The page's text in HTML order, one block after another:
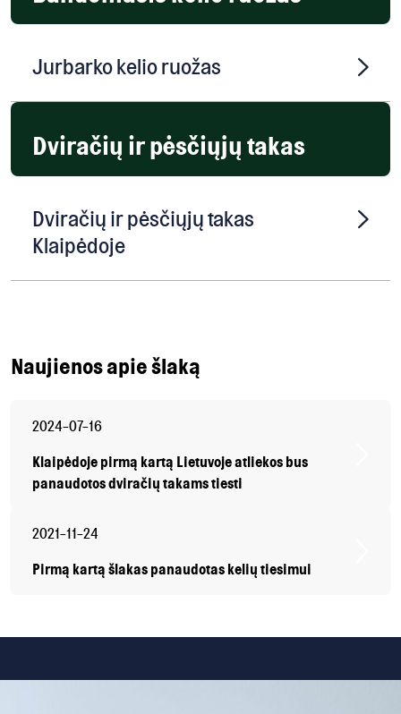
Jurbarko kelio ruožas
Dviračių ir pėsčiųjų takas
Dviračių ir pėsčiųjų takas
Klaipėdoje
Naujienos apie šlaką
2024-07-16
Klaipėdoje pirmą kartą Lietuvoje atliekos bus
panaudotos dviračių takams tiesti
2021-11-24
Pirmą kartą šlakas panaudotas kelių tiesimui